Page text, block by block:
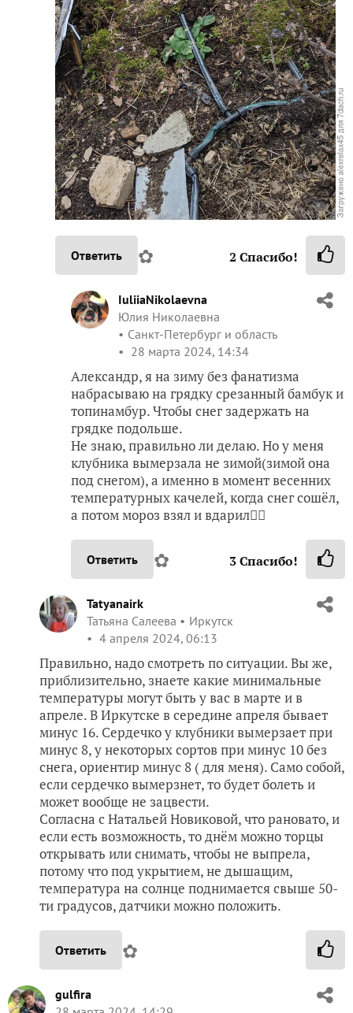
Ответить ✿ 2 Спасибо!
IuliiaNikolaevna
Юлия Николаевна
Санкт-Петербург и область
28 марта 2024, 14:34
Александр, я на зиму без фанатизма
набрасываю на грядку срезанный бамбук и
топинамбур. Чтобы снег задержать на
грядке подольше.
Не знаю, правильно ли делаю. Но у меня
клубника вымерзала не зимой(зимой она
под снегом), а именно в момент весенних
температурных качелей, когда снег сошёл,
а потом мороз взял и вдарил🤷‍♀️
Ответить ✿ 3Спасибо!
Tatyanairk
Татьяна Салеева
Иркутск
4 апреля 2024, 06:13
Правильно, надо смотреть по ситуации. Вы же,
приблизительно, знаете какие минимальные
температуры могут быть у вас в марте и в
апреле. В Иркутске в середине апреля бывает
минус 16. Сердечко у клубники вымерзает при
минус 8, у некоторых сортов при минус 10 без
снега, ориентир минус 8 ( для меня). Само собой,
если сердечко вымерзнет, то будет болеть и
может вообще не зацвести.
Согласна с Натальей Новиковой, что рановато, и
если есть возможность, то днём можно торцы
открывать или снимать, чтобы не выпрела,
потому что под укрытием, не дышащим,
температура на солнце поднимается свыше 50-
ти градусов, датчики можно положить.
Ответить ✿
gulfira